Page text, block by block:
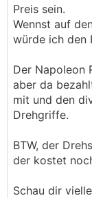
Preis sein.
Wennst auf
würde ich den
Der Napoleon
aber da
mit und den
Drehgriffe.
BTW, der
der kostet
Schau dir